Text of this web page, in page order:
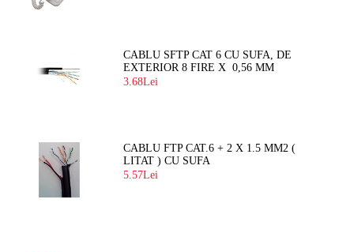
CABLU SFTP CAT 6 CU SUFA, DE
EXTERIOR 8 FIRE X 0,56 MM
3.68Lei
CABLU FTP CAT.6 + 2 X 1.5 MM2 (
LITAT ) CU SUFA
5.57Lei